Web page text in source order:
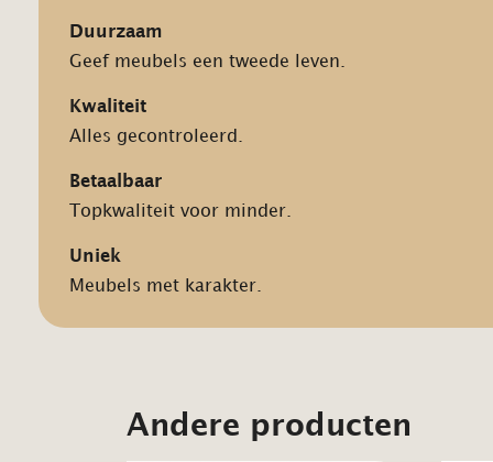
Duurzaam
Geef meubels een tweede leven.
Kwaliteit
Alles gecontroleerd.
Betaalbaar
Topkwaliteit voor minder.
Uniek
Meubels met karakter.
Andere producten